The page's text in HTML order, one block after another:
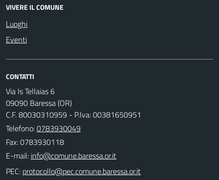
VIVERE IL COMUNE
Luoghi
Eventi
CONTATTI
Via Is Tellaias 6
09090 Baressa (OR)
C.F. 80030310959 - P.Iva: 00381650951
Telefono:0783930049
Fax: 0783930118
E-mail:
PEC: